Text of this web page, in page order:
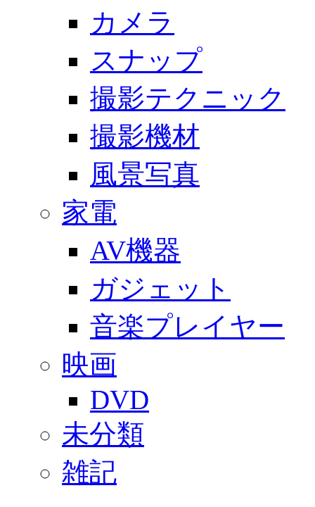
カメラ
スナップ
撮影テクニック
撮影機材
風景写真
家電
AV機器
ガジェット
音楽プレイヤー
映画
DVD
未分類
雑記